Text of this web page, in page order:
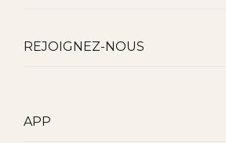
REJOIGNEZ-NOUS
APP